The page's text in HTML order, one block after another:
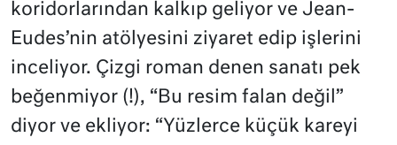
koridorlarından kalkıp geliyor ve Jean-
Eudes’nin atölyesini ziyaret edip işlerini
inceliyor. Çizgi roman denen sanatı pek
beğenmiyor (!), “Bu resim falan değil”
diyor ve ekliyor: “Yüzlerce küçük kareyi